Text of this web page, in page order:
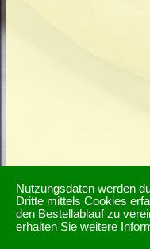
Nutzungsdaten werden
Dritte mittels Cookies
den Bestellablauf zu
erhalten Sie weitere